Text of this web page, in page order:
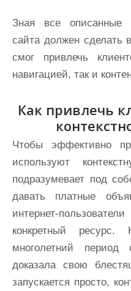
Зная все
сайта должен сделать
смог привлечь
навигацией, так и
Как привлечь
Чтобы эффективно
используют
подразумевает под
давать платные
интернет-
конкретный ресурс.
многолетний период
доказала свою
запускается просто,